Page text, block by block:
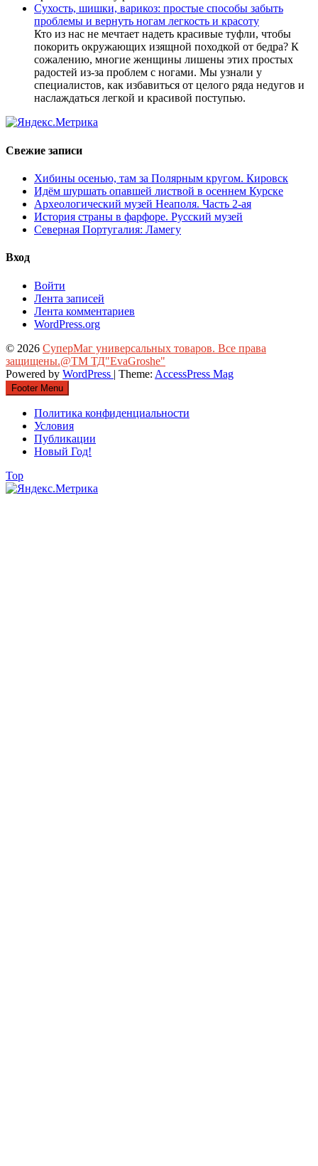
Сухость, шишки, варикоз: простые способы забыть
проблемы и вернуть ногам легкость и красоту
Кто из нас не мечтает надеть красивые туфли, чтобы
покорить окружающих изящной походкой от бедра? К
сожалению, многие женщины лишены этих простых
радостей из-за проблем с ногами. Мы узнали у
специалистов, как избавиться от целого ряда недугов и
наслаждаться легкой и красивой поступью.
Свежие записи
Хибины осенью, там за Полярным кругом. Кировск
Идём шуршать опавшей листвой в осеннем Курске
Археологический музей Неаполя. Часть 2-ая
История страны в фарфоре. Русский музей
Северная Португалия: Ламегу
Вход
Войти
Лента записей
Лента комментариев
WordPress.org
© 2026 СуперМаг универсальных товаров. Все права
защищены.@ТМ ТД"EvaGroshe"
Powered by WordPress | Theme: AccessPress Mag
Footer Menu
Политика конфиденциальности
Условия
Публикации
Новый Год!
Top